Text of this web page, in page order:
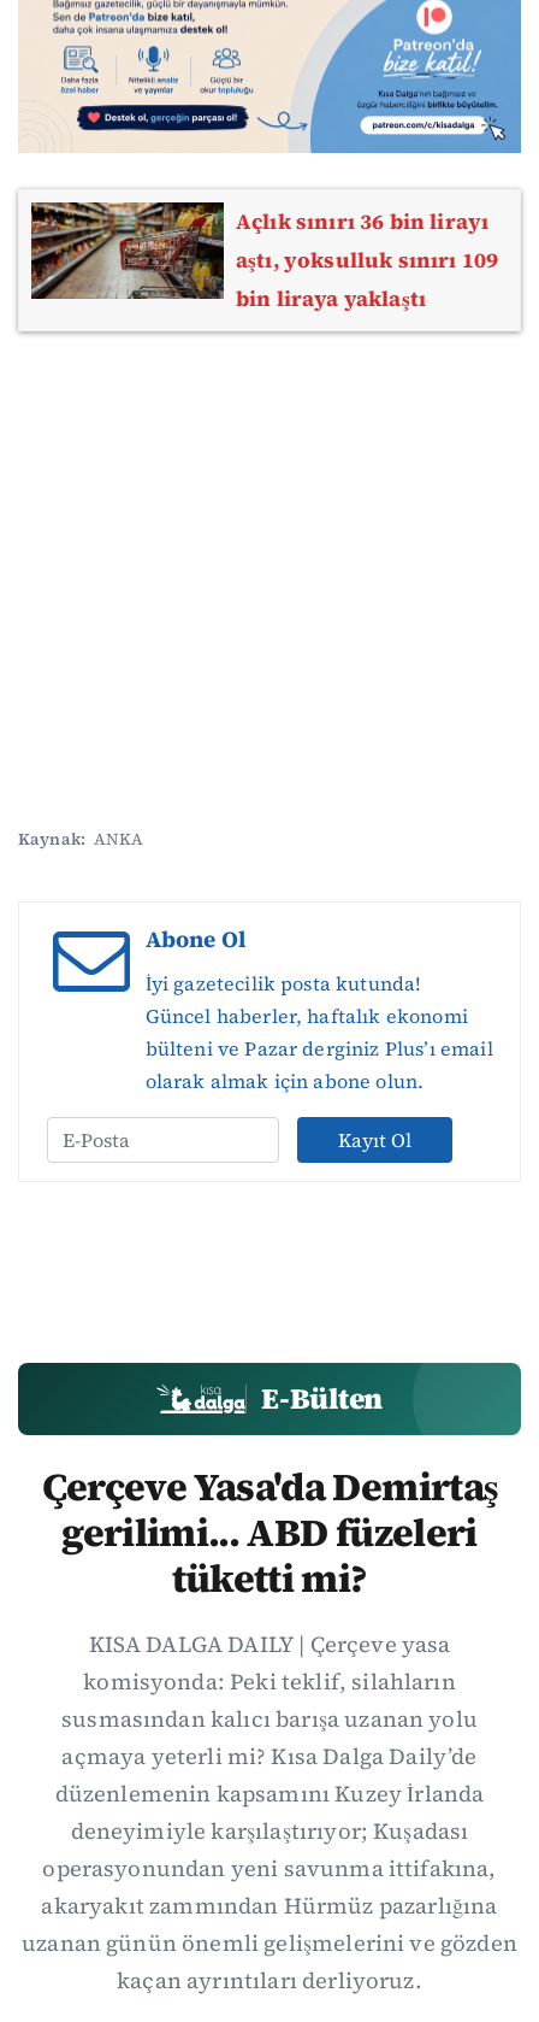
Açlık sınırı 36 bin lirayı
aştı, yoksulluk sınırı 109
bin liraya yaklaştı
Kaynak: ANKA
Abone Ol
İyi gazetecilik posta kutunda!
Güncel haberler, haftalık ekonomi
bülteni ve Pazar derginiz Plus’ı email
olarak almak için abone olun.
Kayıt Ol
E-Bülten
Çerçeve Yasa'da Demirtaş
gerilimi... ABD füzeleri
tüketti mi?
KISA DALGA DAILY | Çerçeve yasa
komisyonda: Peki teklif, silahların
susmasından kalıcı barışa uzanan yolu
açmaya yeterli mi? Kısa Dalga Daily’de
düzenlemenin kapsamını Kuzey İrlanda
deneyimiyle karşılaştırıyor; Kuşadası
operasyonundan yeni savunma ittifakına,
akaryakıt zammından Hürmüz pazarlığına
uzanan günün önemli gelişmelerini ve gözden
kaçan ayrıntıları derliyoruz.